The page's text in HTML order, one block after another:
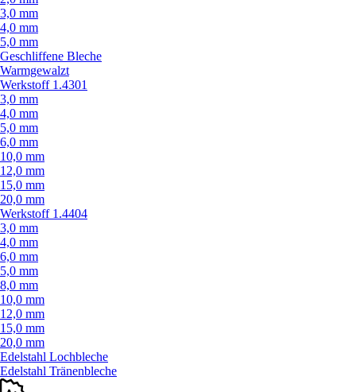
3,0 mm
4,0 mm
5,0 mm
Geschliffene Bleche
Warmgewalzt
Werkstoff 1.4301
3,0 mm
4,0 mm
5,0 mm
6,0 mm
10,0 mm
12,0 mm
15,0 mm
20,0 mm
Werkstoff 1.4404
3,0 mm
4,0 mm
6,0 mm
5,0 mm
8,0 mm
10,0 mm
12,0 mm
15,0 mm
20,0 mm
Edelstahl Lochbleche
Edelstahl Tränenbleche